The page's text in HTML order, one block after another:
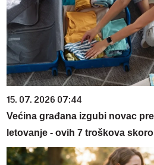
15. 07. 2026 07:44
Većina građana izgubi novac
letovanje - ovih 7 troškova